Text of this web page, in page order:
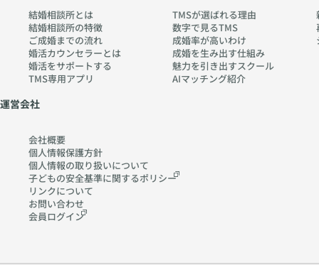
結婚相談所とは
結婚相談所の特徴
ご成婚までの流れ
婚活カウンセラーとは
婚活をサポートする
TMS専用アプリ
TMSが選ばれる理由
数字で見るTMS
成婚率が高いわけ
成婚を生み出す仕組み
魅力を引き出すスクール
AIマッチング紹介
運営会社
会社概要
個人情報保護方針
個人情報の取り扱いについて
子どもの安全基準に関するポリシー
リンクについて
お問い合わせ
会員ログイン